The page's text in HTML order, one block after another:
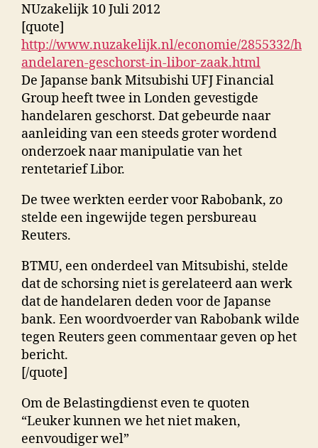
NUzakelijk 10 Juli 2012
[quote]
http://www.nuzakelijk.nl/economie/2855332/h
andelaren-geschorst-in-libor-zaak.html
De Japanse bank Mitsubishi UFJ Financial
Group heeft twee in Londen gevestigde
handelaren geschorst. Dat gebeurde naar
aanleiding van een steeds groter wordend
onderzoek naar manipulatie van het
rentetarief Libor.
De twee werkten eerder voor Rabobank, zo
stelde een ingewijde tegen persbureau
Reuters.
BTMU, een onderdeel van Mitsubishi, stelde
dat de schorsing niet is gerelateerd aan werk
dat de handelaren deden voor de Japanse
bank. Een woordvoerder van Rabobank wilde
tegen Reuters geen commentaar geven op het
bericht.
[/quote]
Om de Belastingdienst even te quoten
“Leuker kunnen we het niet maken,
eenvoudiger wel”